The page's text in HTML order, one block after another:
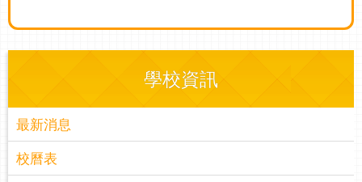
學校資訊
最新消息
校曆表